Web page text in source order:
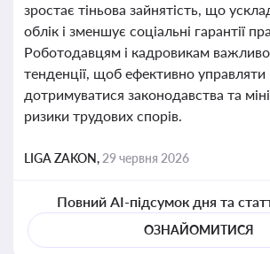
зростає тіньова зайнятість, що
облік і зменшує соціальні гарантії
Роботодавцям і кадровикам важливо
тенденції, щоб ефективно
дотримуватися законодавства та
ризики трудових спорів.
LIGA ZAKON, 29 червня 2026
Повний AI-підсумок дня та
ОЗНАЙОМИТИСЯ